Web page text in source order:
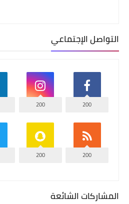
التواصل الإجتماعي
200
200
200
200
المشاركات الشائعة